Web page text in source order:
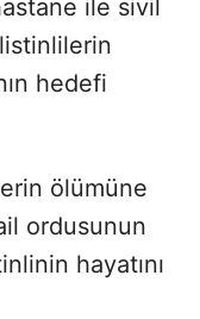
ile sivil
hedefi
ölümüne
ordusunun
hayatını